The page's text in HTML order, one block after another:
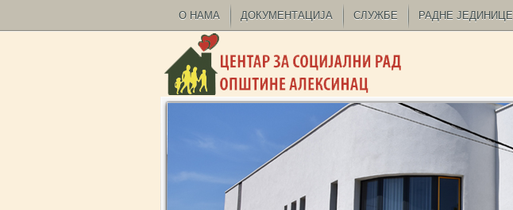
О НАМА ДОКУМЕНТАЦИЈА СЛУЖБЕ РАДНЕ ЈЕДИНИЦЕ